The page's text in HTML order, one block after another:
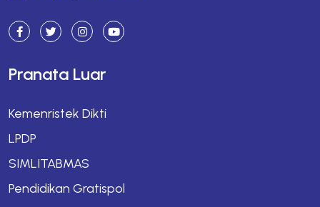
Pranata Luar
Kemenristek Dikti
LPDP
SIMLITABMAS
Pendidikan Gratispol